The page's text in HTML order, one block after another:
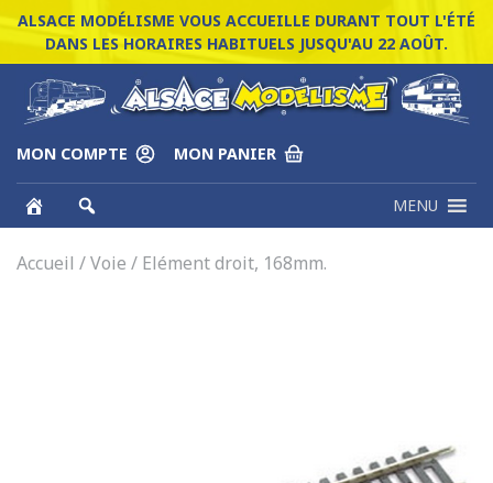
ALSACE MODÉLISME VOUS ACCUEILLE DURANT TOUT L'ÉTÉ
DANS LES HORAIRES HABITUELS JUSQU'AU 22 AOÛT.
MON COMPTE MON PANIER
MENU
Accueil /Voie / Elément droit, 168mm.